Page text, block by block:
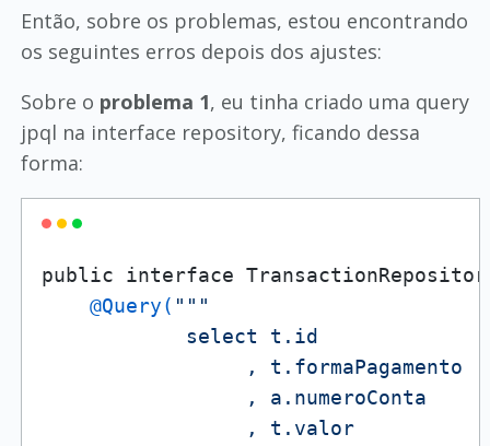
Então, sobre os problemas, estou encontrando
os seguintes erros depois dos ajustes:
Sobre o problema 1, eu tinha criado uma query
jpql na interface repository, ficando dessa
forma:
    @Query(
"""
            select t.id
                 , t.formaPagamento
                 , a.numeroConta
                 , t.valor